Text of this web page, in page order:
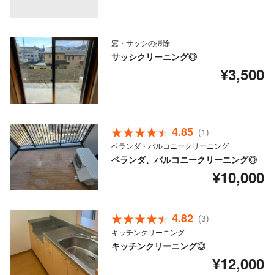
窓・サッシの掃除
サッシクリーニング◎
¥3,500
4.85 (1)
ベランダ・バルコニークリーニング
ベランダ、バルコニークリーニング◎
¥10,000
4.82 (3)
キッチンクリーニング
キッチンクリーニング◎
¥12,000